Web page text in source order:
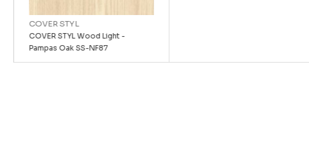
COVER STYL
COVER STYL Wood Light -
Pampas Oak SS-NF87